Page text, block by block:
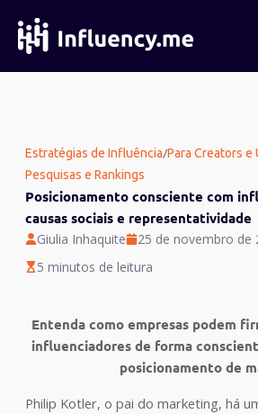
para
conteúdo
Estratégias de Influência/Para Creators e
Pesquisas e Rankings
Posicionamento consciente com
causas sociais e representatividade
Giulia Inhaquite
25 de novembro de
5 minutos de leitura
Entenda como empresas podem
influenciadores de forma
posicionamento de
Philip Kotler, o pai do marketing, há